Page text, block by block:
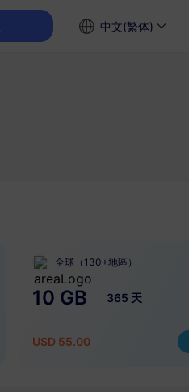
中文(繁体)
全球（130+地區）
10 GB 365 天
USD 55.00